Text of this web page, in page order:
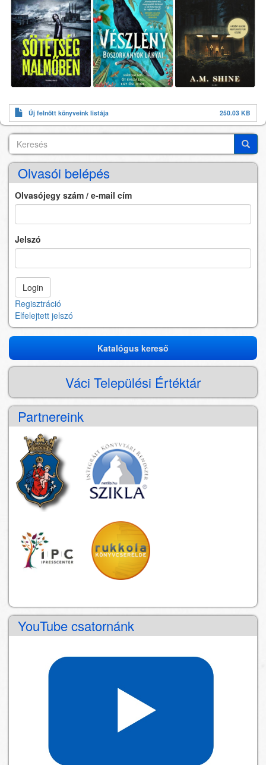
Új felnőtt könyveink listája 250.03 KB
Search
Keresés
Olvasói belépés
Olvasójegy szám / e-mail cím
Jelszó
Regisztráció
Elfelejtett jelszó
Katalógus
kereső
Katalógus kereső
Váci Települési Értéktár
Partnereink
YouTube csatornánk